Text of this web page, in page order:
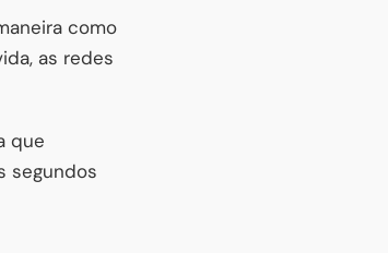
como
as redes
que
segundos